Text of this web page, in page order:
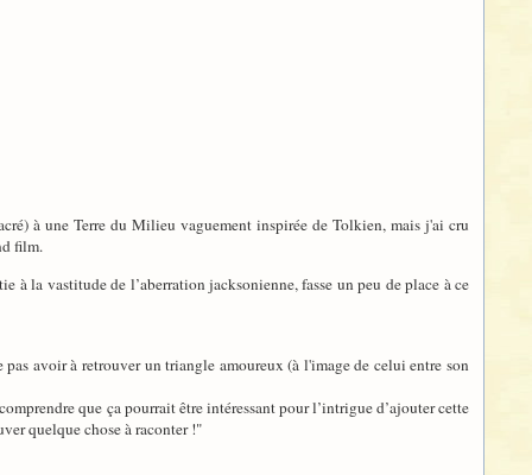
à une Terre du Milieu vaguement inspirée de Tolkien, mais j'ai cru
film.
la vastitude de l’aberration jacksonienne, fasse un peu de place à ce
avoir à retrouver un triangle amoureux (à l'image de celui entre son
que ça pourrait être intéressant pour l’intrigue d’ajouter cette
quelque chose à raconter !"